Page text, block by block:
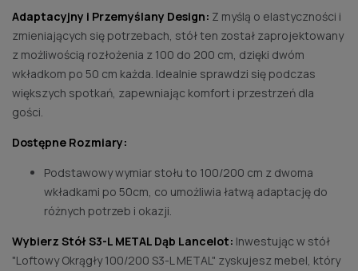
Adaptacyjny i Przemyślany Design: Z myślą o elastyczności i
zmieniających się potrzebach, stół ten został zaprojektowany
z możliwością rozłożenia z 100 do 200 cm, dzięki dwóm
wkładkom po 50 cm każda. Idealnie sprawdzi się podczas
większych spotkań, zapewniając komfort i przestrzeń dla
gości.
Dostępne Rozmiary:
Podstawowy wymiar stołu to 100/200 cm z dwoma
wkładkami po 50cm, co umożliwia łatwą adaptację do
różnych potrzeb i okazji.
Wybierz Stół S3-L METAL Dąb Lancelot: Inwestując w stół
"Loftowy Okrągły 100/200 S3-L METAL" zyskujesz mebel, który